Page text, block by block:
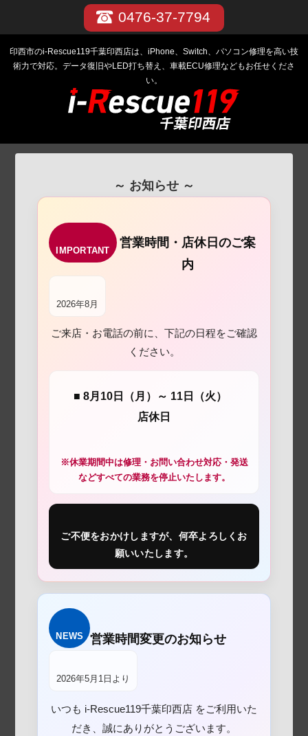
0476-37-7794
印西市のi-Rescue119千葉印西店は、iPhone、Switch、パソコン修理を高い技
術力で対応。データ復旧やLED打ち替え、車載ECU修理などもお任せくださ
い。
～ お知らせ ～
IMPORTANT
営業時間・店休日のご案
内
2026年8月
ご来店・お電話の前に、下記の日程をご確認
ください。
■ 8月10日（月）～ 11日（火）
店休日
※休業期間中は修理・お問い合わせ対応・発送
などすべての業務を停止いたします。
ご不便をおかけしますが、何卒よろしくお
願いいたします。
NEWS 営業時間変更のお知らせ
2026年5月1日より
いつも i-Rescue119千葉印西店 をご利用いた
だき、誠にありがとうございます。